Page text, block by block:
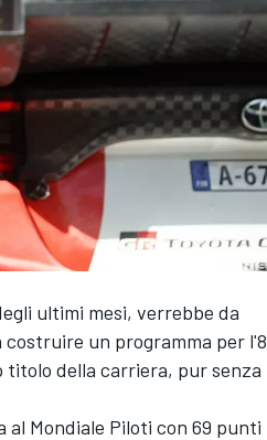
ultimi mesi, verrebbe da
un programma per l'8
della carriera, pur senza
al Mondiale Piloti con 69 punti